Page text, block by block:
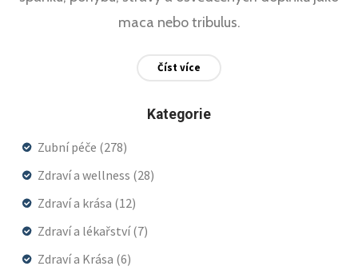
maca nebo tribulus.
Číst více
Kategorie
Zubní péče (278)
Zdraví a wellness (28)
Zdraví a krása (12)
Zdraví a lékařství(7)
Zdraví a Krása (6)